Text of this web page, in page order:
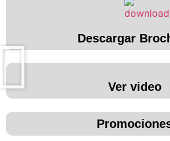
Descargar
Ver video